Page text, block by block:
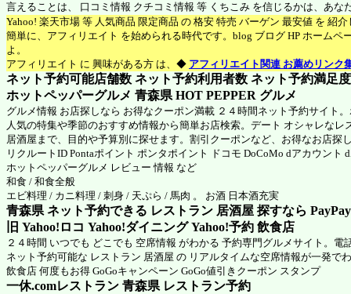
言えることは、 口コミ情報 クチコミ情報 等 くちこみ を信じるかは、あな
Yahoo! 楽天市場 等 人気商品 限定商品 の 格安 特売 バーゲン 最安値 を 紹
簡単に、アフィリエイト を始められる時代です。blog ブログ HP ホームペ
よ。
アフィリエイト に 興味がある方 は、◆ アフィリエイト関連 お薦めリンク
ネット予約可能店舗数 ネット予約利用者数 ネット予約満足
ホットペッパーグルメ 青森県 HOT PEPPER グルメ
グルメ情報 お店探しなら お得なクーポン満載 ２４時間ネット予約サイト
人気の特集や季節のおすすめ情報から簡単お店検索。デート オシャレなレ
居酒屋まで、目的や予算別に探せます。割引クーポンなど、お得なお店探
リクルートID Pontaポイント ポンタポイント ドコモ DoCoMo dアカウント
ホットペッパーグルメ レビュー 情報 など
和食 / 和食全般
エビ料理 / カニ料理 / 刺身 / 天ぷら / 馬肉 。 お酒 日本酒充実
青森県 ネット予約できる レストラン 居酒屋 探すなら
旧 Yahoo!ロコ Yahoo!ダイニング Yahoo!予約 飲食店
２４時間 いつでも どこでも 空席情報 がわかる 予約専門グルメサイト。電
ネット予約可能な レストラン 居酒屋 の リアルタイムな空席情報が一発で
飲食店 何度もお得 GoGoキャンペーン GoGo値引きクーポン スタンプ
一休.comレストラン 青森県 レストラン予約